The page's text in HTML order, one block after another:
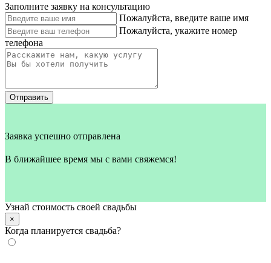
Заполните заявку на консультацию
Пожалуйста, введите ваше имя
Пожалуйста, укажите номер
телефона
Отправить
Заявка успешно отправлена
В ближайшее время мы с вами свяжемся!
Узнай стоимость своей свадьбы
×
Когда планируется свадьба?